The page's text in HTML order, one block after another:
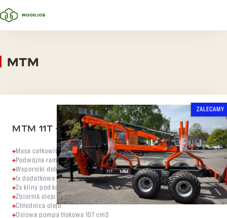
MTM
ZALECAMY
MTM 11T +MTM 7100
Masa całkowita 11 ton
Podwójna rama rurowa 2x (200x100x6)
Wsporniki dolnej klapy
1x dodatkowa para rozpórek
2x kliny pod koła
Zbiornik oleju o pojemności 90 litrów
Chłodnica oleju
Osiowa pompa tłokowa 107 cm3